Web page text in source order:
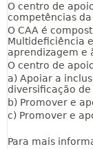
O centro de
competências da
O CAA é
Multideficiência
aprendizagem e
O centro de
a) Apoiar a
diversificação
b) Promover e
c) Promover e
Para mais